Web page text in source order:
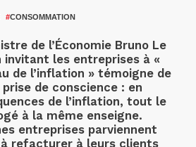
#CONSOMMATION
de l’Économie Bruno Le
invitant les entreprises à «
de l’inflation » témoigne de
de conscience : en
de l’inflation, tout le
à la même enseigne.
entreprises parviennent
refacturer à leurs clients